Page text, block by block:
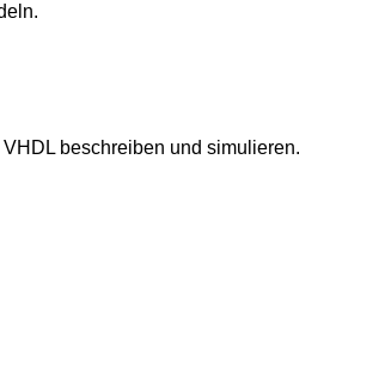
beschreiben und simulieren.